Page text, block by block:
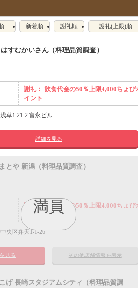
新着順 謝礼順 謝礼(上限)順
すむかいさん（料理品質調査）
謝礼： 飲食代金の50％上限4,000ちょび
イント
草1-21-2 富永ビル
詳細を見る
満員
とや 新潟（料理品質調査）
謝礼： 飲食代金の50％上限4,000ちょび
イント
央区弁天1-1-26
見る その他店舗情報を表示
げ 長崎スタジアムシティ（料理品質調